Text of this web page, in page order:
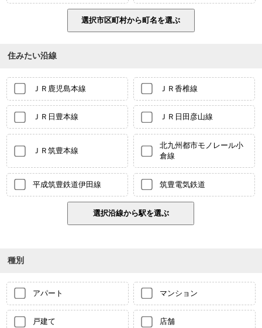
住みたい沿線
ＪＲ鹿児島本線 ＪＲ香椎線
ＪＲ日豊本線 ＪＲ日田彦山線
ＪＲ筑豊本線
北九州都市モノレール小
倉線
平成筑豊鉄道伊田線 筑豊電気鉄道
種別
アパート マンション
戸建て 店舗